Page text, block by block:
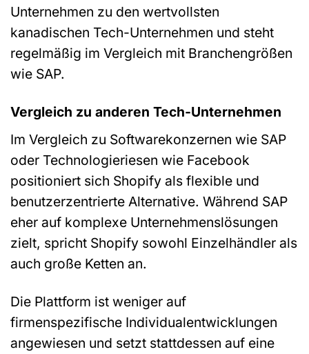
Unternehmen zu den wertvollsten
kanadischen Tech-Unternehmen und steht
regelmäßig im Vergleich mit Branchengrößen
wie SAP.
Vergleich zu anderen Tech-Unternehmen
Im Vergleich zu Softwarekonzernen wie SAP
oder Technologieriesen wie Facebook
positioniert sich Shopify als flexible und
benutzerzentrierte Alternative. Während SAP
eher auf komplexe Unternehmenslösungen
zielt, spricht Shopify sowohl Einzelhändler als
auch große Ketten an.
Die Plattform ist weniger auf
firmenspezifische Individualentwicklungen
angewiesen und setzt stattdessen auf eine